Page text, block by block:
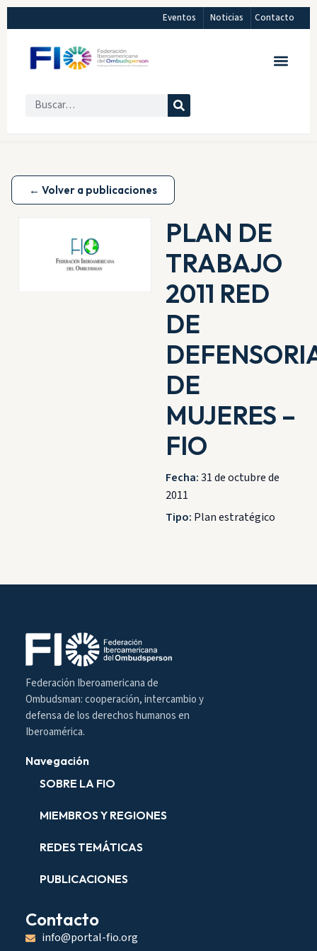
Eventos Noticias Contacto
← Volver a publicaciones
PLAN DE
TRABAJO
2011 RED
DE
DE
MUJERES –
FIO
Fecha:31 de octubre de
2011
Tipo: Plan estratégico
Federación Iberoamericana de
Ombudsman: cooperación, intercambio y
defensa de los derechos humanos en
Iberoamérica.
Navegación
SOBRE LA FIO
MIEMBROS Y REGIONES
REDES TEMÁTICAS
PUBLICACIONES
Contacto
info@portal-fio.org